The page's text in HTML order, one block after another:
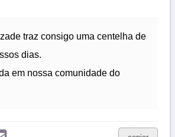
traz consigo uma centelha de
dias.
em nossa comunidade do